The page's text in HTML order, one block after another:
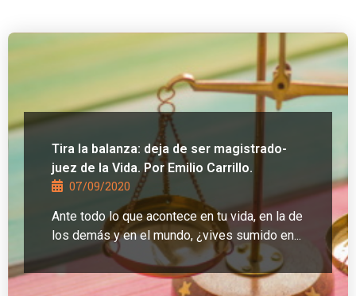
Tira la balanza: deja de ser magistrado-
juez de la Vida. Por Emilio Carrillo.
07/09/2020
Ante todo lo que acontece en tu vida, en la de
los demás y en el mundo, ¿vives sumido en...